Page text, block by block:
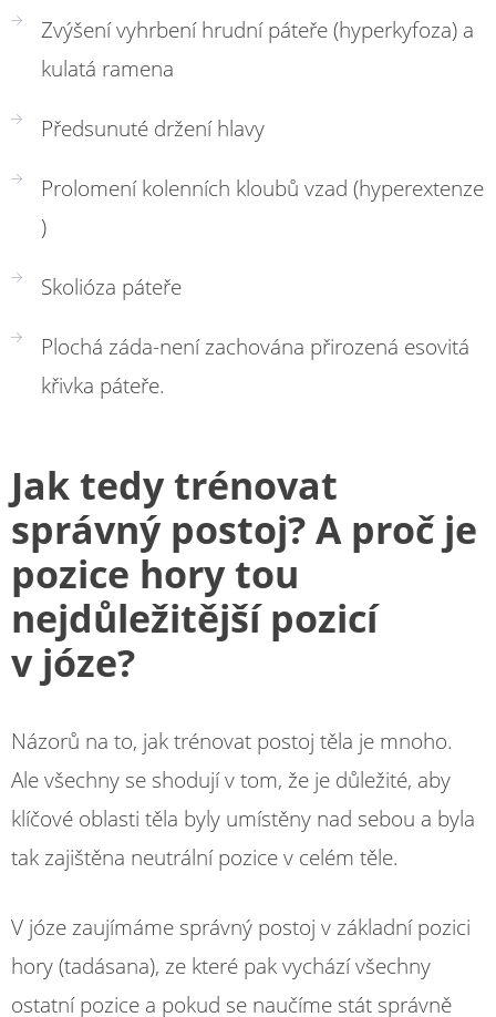
Zvýšení vyhrbení hrudní páteře (hyperkyfoza) a
kulatá ramena
Předsunuté držení hlavy
Prolomení kolenních kloubů vzad (hyperextenze
)
Skolióza páteře
Plochá záda-není zachována přirozená esovitá
křivka páteře.
Jak tedy trénovat
správný postoj? A proč je
pozice hory tou
nejdůležitější pozicí
v józe?
Názorů na to, jak trénovat postoj těla je mnoho.
Ale všechny se shodují v tom, že je důležité, aby
klíčové oblasti těla byly umístěny nad sebou a byla
tak zajištěna neutrální pozice v celém těle.
V józe zaujímáme správný postoj v základní pozici
hory (tadásana), ze které pak vychází všechny
ostatní pozice a pokud se naučíme stát správně